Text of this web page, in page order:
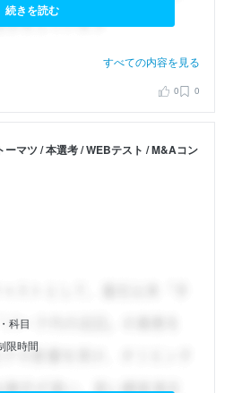
続きを読む
すべての内容を見る
0 0
ーマツ / 本選考 / WEBテスト / M&Aコン
科目
限時間